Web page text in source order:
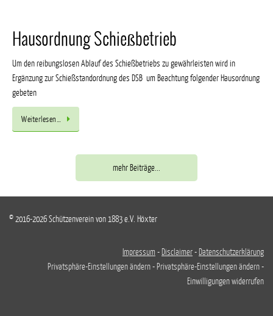
Hausordnung Schießbetrieb
Um den reibungslosen Ablauf des Schießbetriebs zu gewährleisten wird in
Ergänzung zur Schießstandordnung des DSB um Beachtung folgender Hausordnung
gebeten
Weiterlesen…
mehr Beiträge...
© 2016-2026 Schützenverein von 1883 e.V. Höxter
Impressum - Disclaimer- Datenschutzerklärung
Privatsphäre-Einstellungen ändern- Privatsphäre-Einstellungen ändern-
Einwilligungen widerrufen